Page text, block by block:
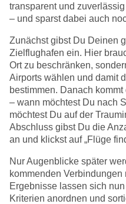
transparent und
– und sparst dabei auch
Zunächst gibst Du Deinen
Zielflughafen ein. Hier
Ort zu beschränken,
Airports wählen und damit
bestimmen. Danach
– wann möchtest Du nach
möchtest Du auf der
Abschluss gibst Du die
an und klickst auf „Flüge
Nur Augenblicke später
kommenden
Ergebnisse lassen sich
Kriterien anordnen und